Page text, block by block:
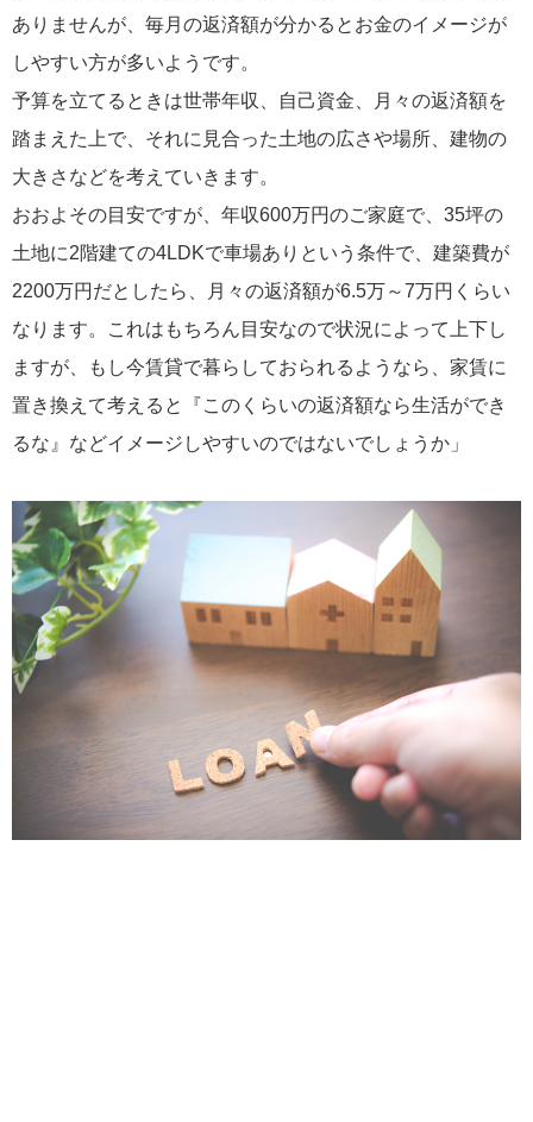
ありませんが、毎月の返済額が分かるとお金のイメージが
しやすい方が多いようです。
予算を立てるときは世帯年収、自己資金、月々の返済額を
踏まえた上で、それに見合った土地の広さや場所、建物の
大きさなどを考えていきます。
おおよその目安ですが、年収600万円のご家庭で、35坪の
土地に2階建ての4LDKで車場ありという条件で、建築費が
2200万円だとしたら、月々の返済額が6.5万～7万円くらい
なります。これはもちろん目安なので状況によって上下し
ますが、もし今賃貸で暮らしておられるようなら、家賃に
置き換えて考えると『このくらいの返済額なら生活ができ
るな』などイメージしやすいのではないでしょうか」